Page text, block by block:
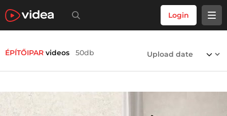
Login
ÉPÍTŐIPAR videos 50db